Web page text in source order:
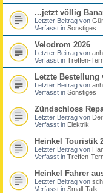
...jetzt völlig
Letzter Beitrag von
Verfasst in Sonstiges
Velodrom 2026
Letzter Beitrag von anh
Verfasst in Treffen-
Letzte Bestellung
Letzter Beitrag von anh
Verfasst in Sonstiges
Zündschloss
Letzter Beitrag von
Verfasst in Elektrik
Heinkel Touristik
Letzter Beitrag von
Verfasst in Treffen-
Heinkel Fahrer
Letzter Beitrag von
Verfasst in Small-Talk